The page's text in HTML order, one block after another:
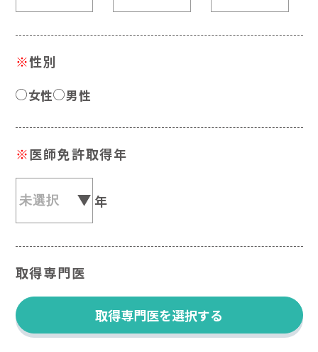
※性別
女性 男性
※医師免許取得年
年
取得専門医
取得専門医を選択する